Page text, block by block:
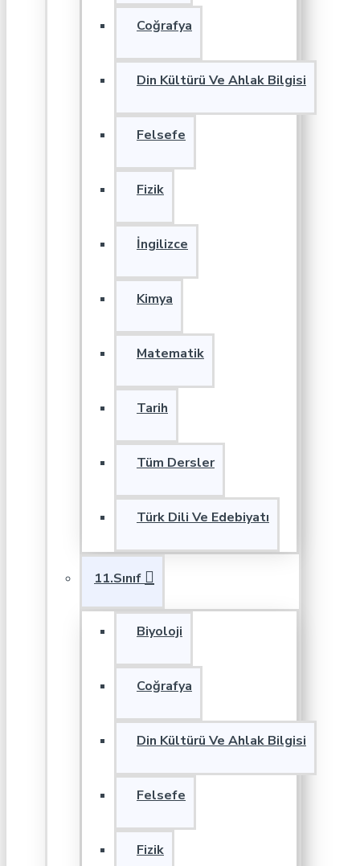
Coğrafya
Din Kültürü Ve Ahlak Bilgisi
Felsefe
Fizik
İngilizce
Kimya
Matematik
Tarih
Tüm Dersler
Türk Dili Ve Edebiyatı
11.Sınıf
Biyoloji
Coğrafya
Din Kültürü Ve Ahlak Bilgisi
Felsefe
Fizik